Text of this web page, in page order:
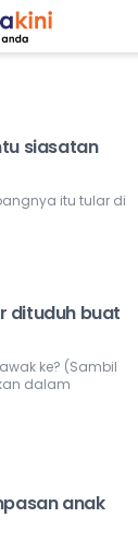
siasatan
itu tular di
dituduh buat
ke? (Sambil
dalam
anak